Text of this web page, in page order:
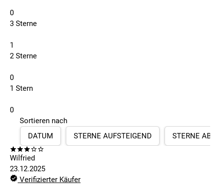
0
3 Sterne
1
2 Sterne
0
1 Stern
0
Sortieren nach
DATUM
STERNE AUFSTEIGEND STERNE
Wilfried
23.12.2025
Verifizierter Käufer